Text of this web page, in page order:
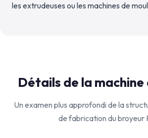
les extrudeuses ou les machines de
Détails de la
Un examen plus approfondi de la
de fabrication du broyeur